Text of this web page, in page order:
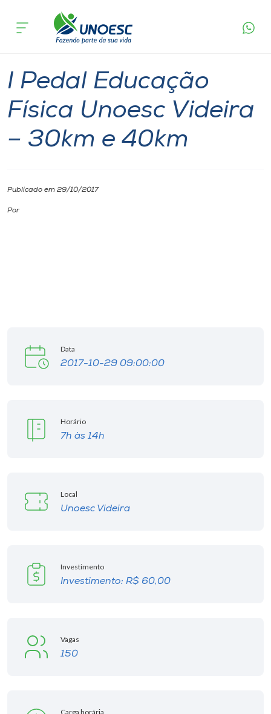
Cursos
Pesquisa
Atendimento ao Estudante
A
Cultura
Biblioteca
Rádio
Unoesc
Selecione
acontece
I Pedal Educação
Física Unoesc Videira
– 30km e 40km
Publicado em 29/10/2017
Por
Data
2017-10-29 09:00:00
Horário
7h às 14h
Local
Unoesc Videira
Investimento
Investimento: R$ 60,00
Vagas
150
Carga horária